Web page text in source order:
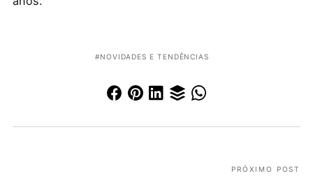
NOVIDADES E TENDÊNCIAS
PRÓXIMO POST